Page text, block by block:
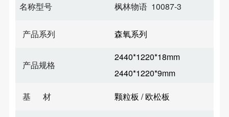
名称型号 枫林物语 10087-3
产品系列 森氧系列
产品规格
2440*1220*18mm
2440*1220*9mm
基 材
颗粒板 / 欧松板